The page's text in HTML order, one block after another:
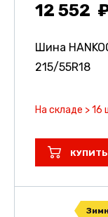
12 552
Шина
215/55R18
На складе > 16
КУПИТЬ